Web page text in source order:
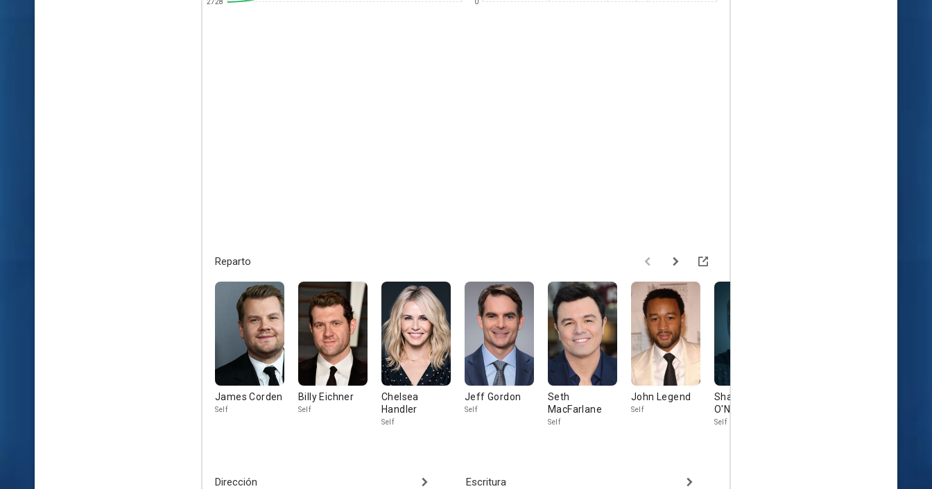
2728 0
Reparto
James Corden
Self
Billy Eichner
Self
Chelsea
Handler
Self
Jeff Gordon
Self
Seth
MacFarlane
Self
John Legend
Self
Shaquille
O'Neal
Self
Dirección Escritura